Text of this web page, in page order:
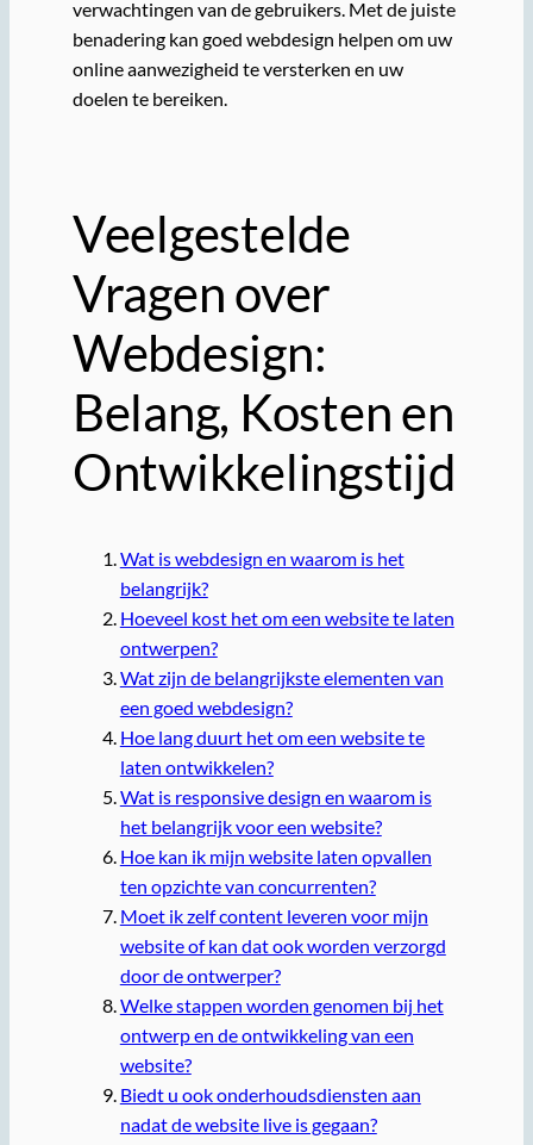
verwachtingen van de gebruikers. Met de juiste
benadering kan goed webdesign helpen om uw
online aanwezigheid te versterken en uw
doelen te bereiken.
Veelgestelde
Vragen over
Webdesign:
Belang, Kosten en
Ontwikkelingstijd
Wat is webdesign en waarom is het
belangrijk?
Hoeveel kost het om een website te laten
ontwerpen?
Wat zijn de belangrijkste elementen van
een goed webdesign?
Hoe lang duurt het om een website te
laten ontwikkelen?
Wat is responsive design en waarom is
het belangrijk voor een website?
Hoe kan ik mijn website laten opvallen
ten opzichte van concurrenten?
Moet ik zelf content leveren voor mijn
website of kan dat ook worden verzorgd
door de ontwerper?
Welke stappen worden genomen bij het
ontwerp en de ontwikkeling van een
website?
Biedt u ook onderhoudsdiensten aan
nadat de website live is gegaan?